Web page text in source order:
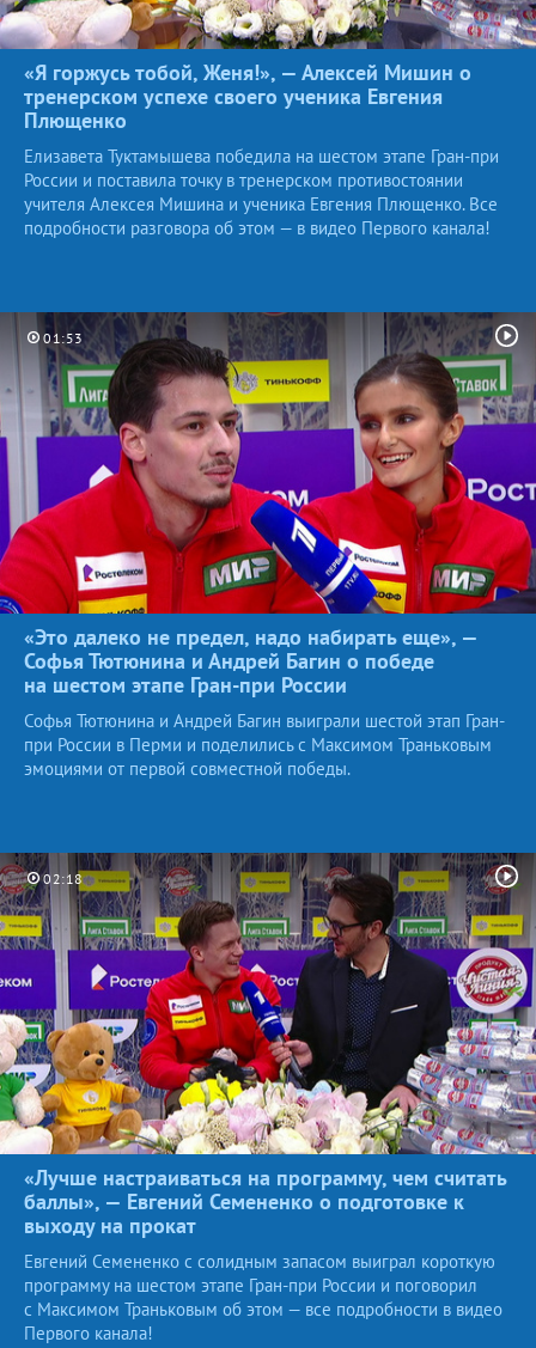
«Я горжусь тобой, Женя!», — Алексей Мишин о
тренерском успехе своего ученика Евгения
Плющенко
Елизавета Туктамышева победила на шестом этапе Гран-при
России и поставила точку в тренерском противостоянии
учителя Алексея Мишина и ученика Евгения Плющенко. Все
подробности разговора об этом — в видео Первого канала!
01:53
«Это далеко не предел, надо набирать еще», —
Софья Тютюнина и Андрей Багин о победе
на шестом этапе Гран-при России
Софья Тютюнина и Андрей Багин выиграли шестой этап Гран-
при России в Перми и поделились с Максимом Траньковым
эмоциями от первой совместной победы.
02:18
«Лучше настраиваться на программу, чем считать
баллы», — Евгений Семененко о подготовке к
выходу на прокат
Евгений Семененко с солидным запасом выиграл короткую
программу на шестом этапе Гран-при России и поговорил
с Максимом Траньковым об этом — все подробности в видео
Первого канала!